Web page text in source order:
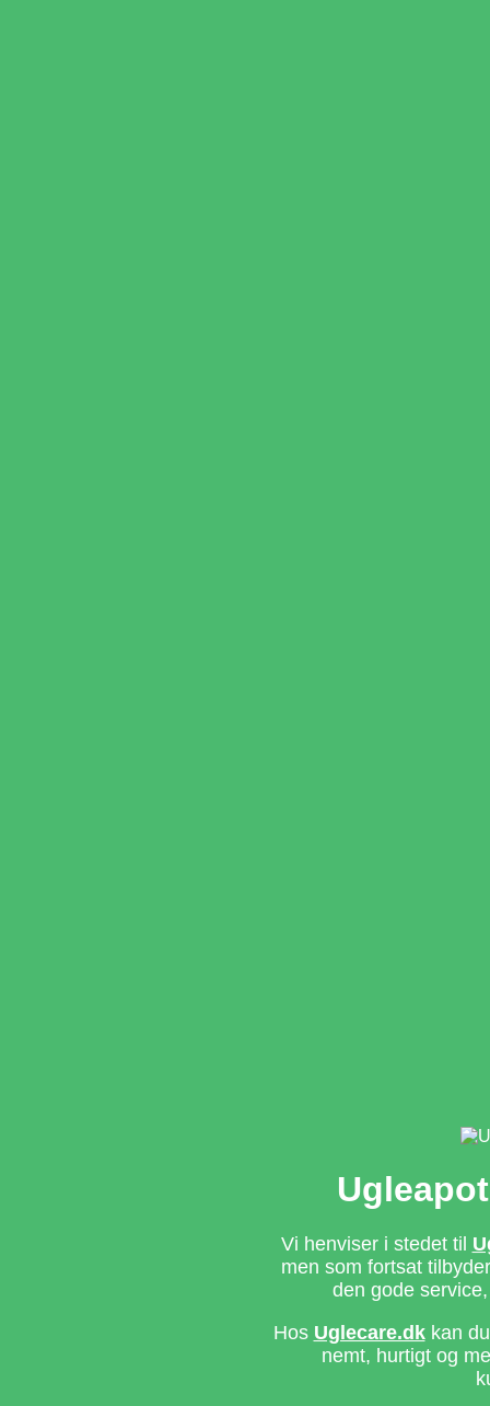
Vi henviser i stedet til
men som fortsat
den gode
Hos Uglecare.dkkan du
nemt, hurtigt og